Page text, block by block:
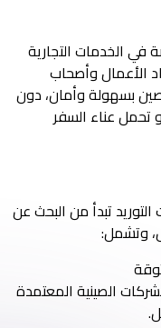
الخدمات التجارية
الأعمال وأصحاب
بسهولة وأمان، دون
تحمل عناء السفر
تبدأ من البحث عن
وتشمل:
الصينية المعتمدة